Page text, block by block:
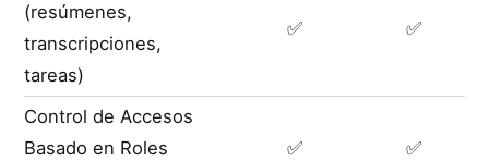
(resúmenes,
transcripciones,
tareas)
✅ ✅
Control de Accesos
Basado en Roles
✅ ✅